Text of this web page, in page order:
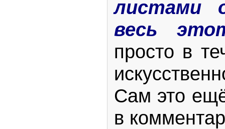
листами
весь
просто в
Сам это
в